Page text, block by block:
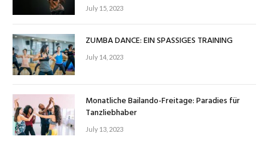
July 15, 2023
ZUMBA DANCE: EIN SPASSIGES TRAINING
July 14, 2023
Monatliche Bailando-Freitage: Paradies für
Tanzliebhaber
July 13, 2023